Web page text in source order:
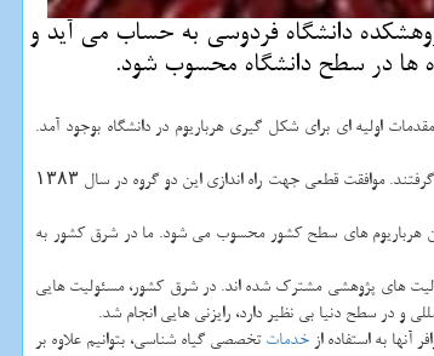
دانشگاه فردوسی به حساب می آید و
ها در سطح دانشگاه محسوب شود.
گیاهی یكی از قدیمی ترین پژوهشكده ها در سطح كشور است، اظهار نمود: در سال ۱۳۶۰ جرقه ها و مقدمات اولیه ای برای شكل گیری هرباریوم در دانشگاه بوجود آمد.
وی ادامه داد: با عنایت به سیاست های دانشگاه فردوسی، در خصوص توسعه واحدهای پژوهشی، در سال ۱۳۷۹ دو گروه بقولات كه عمدتاً در حوزه حبوبات فعالیت می نمایند و گیاهان زینتی شكل گرفتند. موافقت قطعی جهت راه اندازی این دو گروه در سال ۱۳۸۳
دارد كه در نوع خود یكی از كم نظیرترین و معتبرترین هرباریوم های سطح كشور محسوب می شود. ما در شرق كشور به
های پژوهشی مشترك شده اند. در شرق كشور، مسئولیت هایی
در سطح دنیا بی نظیر دارد، رایزنی هایی انجام شد.
آنها به استفاده از خدماتتخصصی گیاه شناسی، بتوانیم علاوه بر